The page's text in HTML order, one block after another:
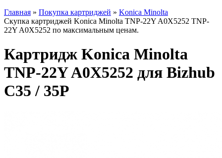
Главная » Покупка картриджей » Konica Minolta
Скупка картриджей Konica Minolta TNP-22Y A0X5252 TNP-
22Y A0X5252 по максимальным ценам.
Картридж Konica Minolta
TNP-22Y A0X5252 для Bizhub
C35 / 35P